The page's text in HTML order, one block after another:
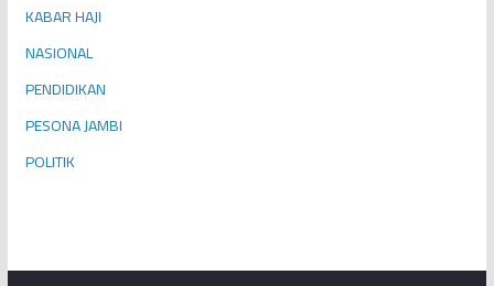
KABAR HAJI
NASIONAL
PENDIDIKAN
PESONA JAMBI
POLITIK